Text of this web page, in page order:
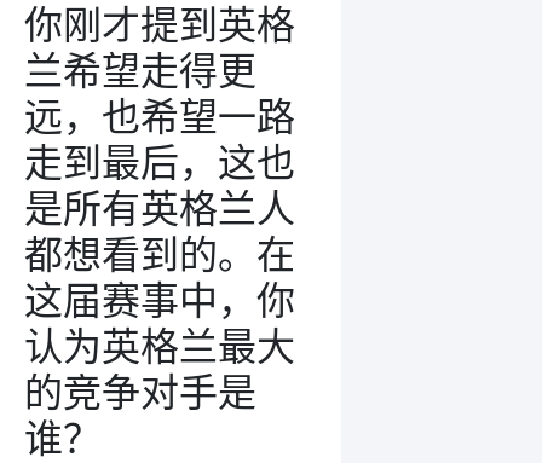
你刚才提到英格
兰希望走得更
远，也希望一路
走到最后，这也
是所有英格兰人
都想看到的。在
这届赛事中，你
认为英格兰最大
的竞争对手是
谁？